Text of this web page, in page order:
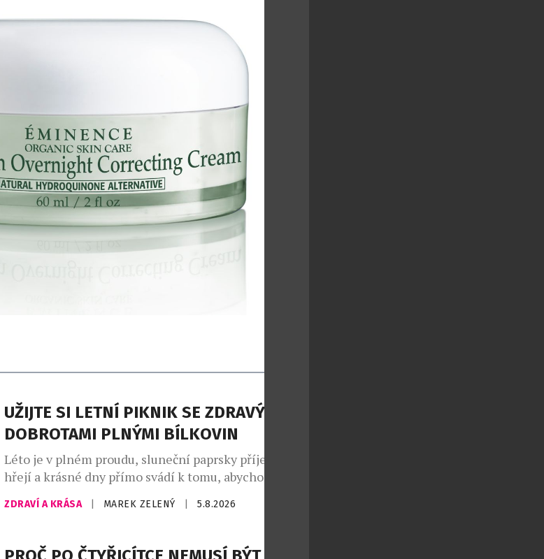
UŽIJTE SI LETNÍ PIKNIK SE ZDRAVÝMI
DOBROTAMI PLNÝMI BÍLKOVIN
Léto je v plném proudu, sluneční paprsky příjemně
hřejí a krásné dny přímo svádí k tomu, abychom
trávili čas venku. A co k pravému létu patří víc než
dokonalý piknik a dobré a zdravé dobroty od českého
inovátorů a milovníků zdravého životního stylu,
ZDRAVÍ A KRÁSA MAREK ZELENÝ 5.8.2026